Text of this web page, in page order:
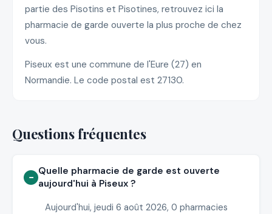
partie des Pisotins et Pisotines, retrouvez ici la
pharmacie de garde ouverte la plus proche de chez
vous.
Piseux est une commune de l'Eure (27) en
Normandie. Le code postal est 27130.
Questions fréquentes
Quelle pharmacie de garde est ouverte
aujourd'hui à Piseux ?
Aujourd'hui, jeudi 6 août 2026, 0 pharmacies